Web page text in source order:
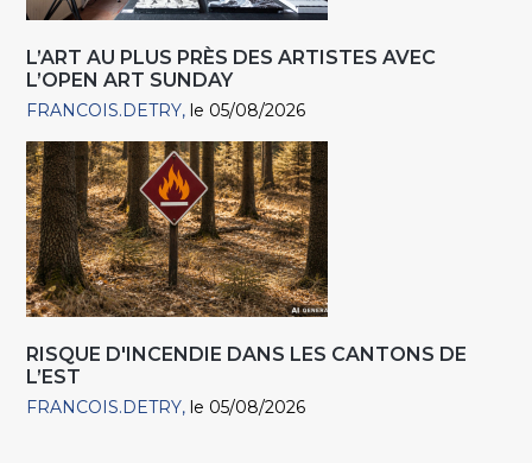
L’ART AU PLUS PRÈS DES ARTISTES AVEC
L’OPEN ART SUNDAY
FRANCOIS.DETRY le 05/08/2026
RISQUE D'INCENDIE DANS LES CANTONS DE
L’EST
FRANCOIS.DETRY le 05/08/2026